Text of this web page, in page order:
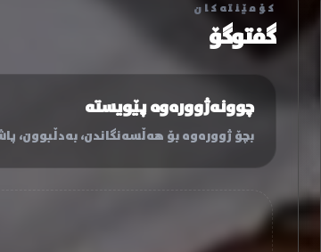
کۆمێنتەکان
گفتوگۆ
چوونەژوورەوە پێویستە
بچۆ ژوورەوە بۆ هەڵسەنگاندن، بەدڵبوون،